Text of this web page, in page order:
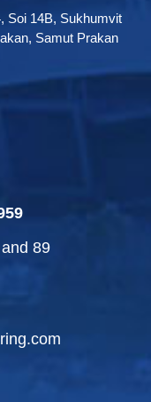
Soi 14B, Sukhumvit
Samut Prakan
89